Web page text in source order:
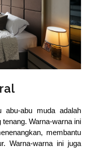
abu-abu muda adalah
Warna-warna ini
membantu
Warna-warna ini juga